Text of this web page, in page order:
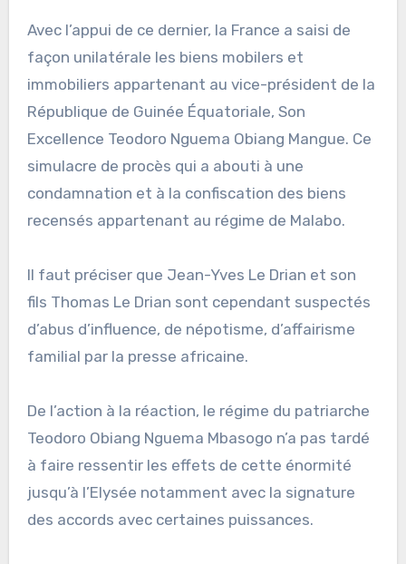
Avec l’appui de ce dernier, la France a saisi de
façon unilatérale les biens mobilers et
immobiliers appartenant au vice-président de la
République de Guinée Équatoriale, Son
Excellence Teodoro Nguema Obiang Mangue. Ce
simulacre de procès qui a abouti à une
condamnation et à la confiscation des biens
recensés appartenant au régime de Malabo.
Il faut préciser que Jean-Yves Le Drian et son
fils Thomas Le Drian sont cependant suspectés
d’abus d’influence, de népotisme, d’affairisme
familial par la presse africaine.
De l’action à la réaction, le régime du patriarche
Teodoro Obiang Nguema Mbasogo n’a pas tardé
à faire ressentir les effets de cette énormité
jusqu’à l’Elysée notamment avec la signature
des accords avec certaines puissances.